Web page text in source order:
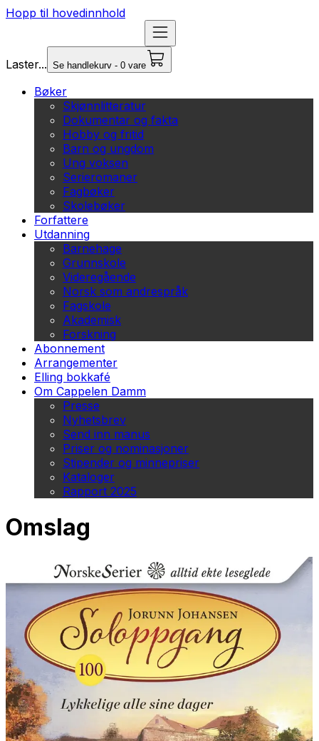
Hopp til hovedinnhold
Laster... Se handlekurv - 0 vare
Bøker
Skjønnlitteratur
Dokumentar og fakta
Hobby og fritid
Barn og ungdom
Ung voksen
Serieromaner
Fagbøker
Skolebøker
Forfattere
Utdanning
Barnehage
Grunnskole
Videregående
Norsk som andrespråk
Fagskole
Akademisk
Forskning
Abonnement
Arrangementer
Elling bokkafé
Om Cappelen Damm
Presse
Nyhetsbrev
Send inn manus
Priser og nominasjoner
Stipender og minnepriser
Kataloger
Rapport 2025
Omslag